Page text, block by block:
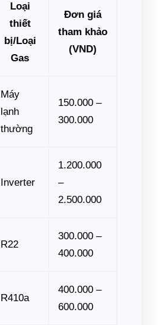
Loại
thiết
bị/Loại
Gas
Đơn giá
tham khảo
(VND)
Máy
lạnh
thường
150.000 –
300.000
Inverter
1.200.000
–
2.500.000
R22
300.000 –
400.000
R410a
400.000 –
600.000